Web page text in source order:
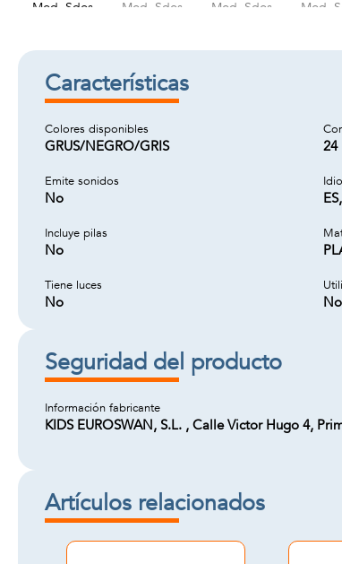
Características
Colores disponibles
GRUS/NEGRO/GRIS 24
Emite sonidos
No
Incluye pilas
No
Tiene luces
No No
Seguridad del producto
Información fabricante
KIDS EUROSWAN, S.L. , Calle Victor Hugo 4,
Artículos relacionados